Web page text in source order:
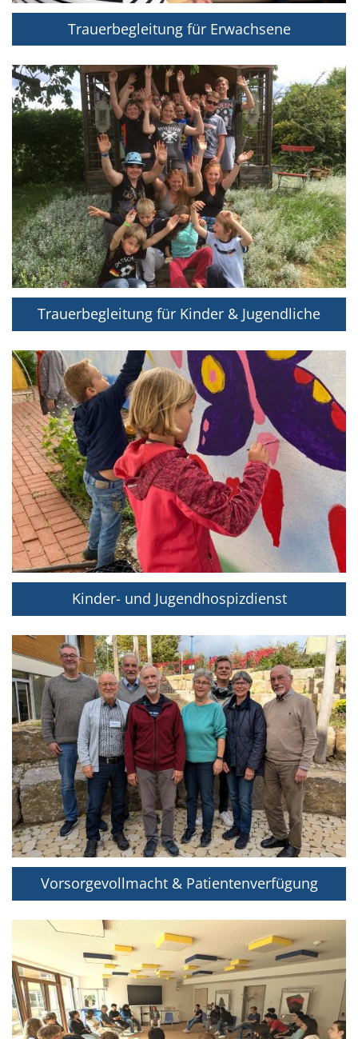
Trauerbegleitung für Erwachsene
Trauerbegleitung für Kinder & Jugendliche
Kinder- und Jugendhospizdienst
Vorsorgevollmacht & Patientenverfügung